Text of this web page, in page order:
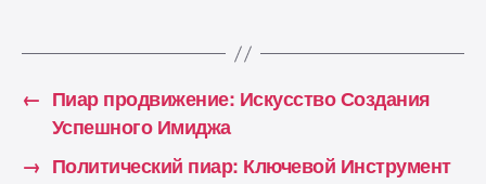
← Пиар продвижение: Искусство Создания
Успешного Имиджа
→ Политический пиар: Ключевой Инструмент